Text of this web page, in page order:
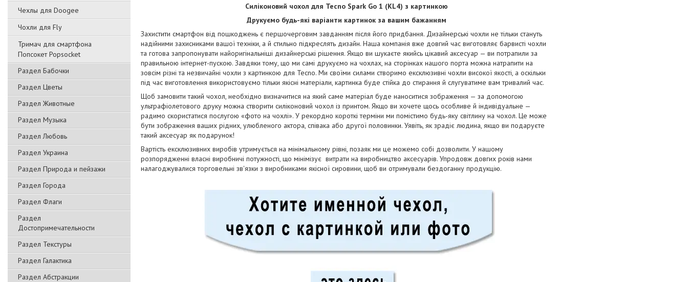
Чехлы для Doogee
Чохли для Fly
Тримач для смартфона
Попсокет Popsocket
Раздел Бабочки
Раздел Цветы
Раздел Животные
Раздел Музыка
Раздел Любовь
Раздел Украина
Раздел Природа и пейзажи
Раздел Города
Раздел Флаги
Раздел
Достопримечательности
Раздел Текстуры
Раздел Галактика
Раздел Абстракции
Силіконовий чохол для Tecno Spark Go 1 (KL4) з картинкою
Друкуємо будь-які варіанти картинок за вашим бажанням
Захистити смартфон від пошкоджень є першочерговим завданням після його придбання. Дизайнерські чохли не тільки стануть
надійними захисниками вашої техніки, а й стильно підкреслять дизайн. Наша компанія вже довгий час виготовляє барвисті чохли
та готова запропонувати найоригінальніші дизайнерські рішення. Якщо ви шукаєте якийсь цікавий аксесуар — ви потрапили за
правильною інтернет-пускою. Завдяки тому, що ми самі друкуємо на чохлах, на сторінках нашого порта можна натрапити на
зовсім різні та незвичайні чохли з картинкою для Tecno. Ми своїми силами створимо ексклюзивні чохли високої якості, а оскільки
під час виготовлення використовуємо тільки якісні матеріали, картинка буде стійка до стирання й слугуватиме вам тривалий час.
Щоб замовити такий чохол, необхідно визначитися на який саме матеріал буде наноситися зображення — за допомогою
ультрафіолетового друку можна створити силіконовий чохол із принтом. Якщо ви хочете щось особливе й індивідуальне —
радимо скористатися послугою «фото на чохлі». У рекордно короткі терміни ми помістимо будь-яку світлину на чохол. Це може
бути зображення ваших рідних, улюбленого актора, співака або другої половинки. Уявіть, як зрадіє людина, якщо ви подаруєте
такий аксесуар як подарунок!
Вартість ексклюзивних виробів утримується на мінімальному рівні, позаяк ми це можемо собі дозволити. У нашому
розпорядженні власні виробничі потужності, що мінімізує витрати на виробництво аксесуарів. Упродовж довгих років нами
налагоджувалися торговельні зв'язки з виробниками якісної сировини, щоб ви отримували бездоганну продукцію.